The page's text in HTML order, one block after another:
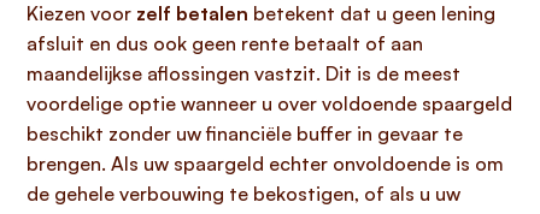
Kiezen voor zelf betalen betekent dat u geen lening
afsluit en dus ook geen rente betaalt of aan
maandelijkse aflossingen vastzit. Dit is de meest
voordelige optie wanneer u over voldoende spaargeld
beschikt zonder uw financiële buffer in gevaar te
brengen. Als uw spaargeld echter onvoldoende is om
de gehele verbouwing te bekostigen, of als u uw